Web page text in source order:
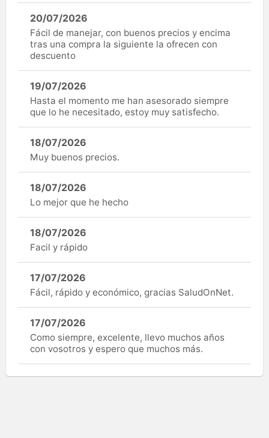
20/07/2026
Fácil de manejar, con buenos precios y encima
tras una compra la siguiente la ofrecen con
descuento
19/07/2026
Hasta el momento me han asesorado siempre
que lo he necesitado, estoy muy satisfecho.
18/07/2026
Muy buenos precios.
18/07/2026
Lo mejor que he hecho
18/07/2026
Facil y rápido
17/07/2026
Fácil, rápido y económico, gracias SaludOnNet.
17/07/2026
Como siempre, excelente, llevo muchos años
con vosotros y espero que muchos más.